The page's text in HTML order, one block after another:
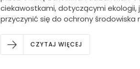
ciekawostkami, dotyczącymi ekologii,
przyczynić się do ochrony
CZYTAJ WIĘCEJ